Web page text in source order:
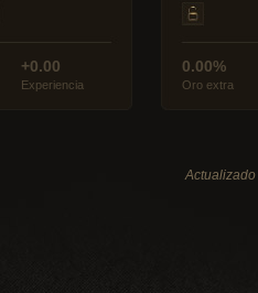
+0.00
Experiencia
0.00%
Oro extra